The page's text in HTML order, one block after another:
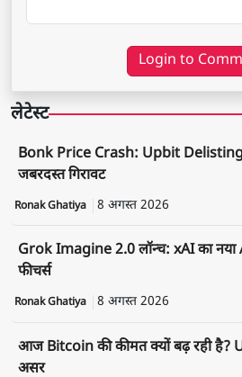
Login to
लेटेस्ट
Bonk Price Crash: Upbit
जबरदस्त गिरावट
Ronak Ghatiya 8 अगस्त 2026
Grok Imagine 2.0 लॉन्च: xAI का
फीचर्स
Ronak Ghatiya 8 अगस्त 2026
आज Bitcoin की कीमत क्यों बढ़ रही है?
असर